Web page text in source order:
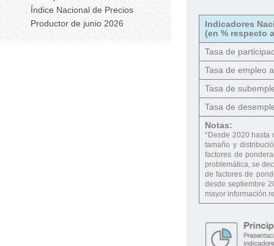
Índice Nacional de Precios
Productor de junio 2026
Indicadores
(en % respecto
Tasa de
Tasa de empleo
Tasa de
Tasa de
Notas:
*Desde 2020 hasta
tamaño y
factores de
problemática, se
de factores de
desde septiembre
mayor información